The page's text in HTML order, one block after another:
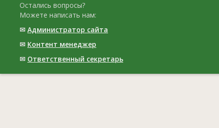
Остались вопросы?
Можете написать нам:
✉ Администратор сайта
✉ Контент менеджер
✉ Ответственный cекретарь